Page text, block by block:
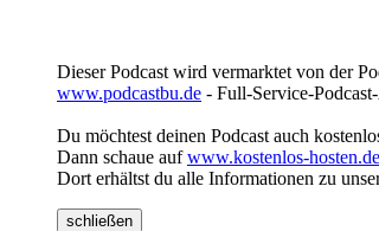
Dieser Podcast wird vermarktet von der
www.podcastbu.de - Full-Service-
Du möchtest deinen Podcast auch
Dann schaue aufwww.kostenlos-hosten.de
Dort erhältst du alle Informationen zu
schließen